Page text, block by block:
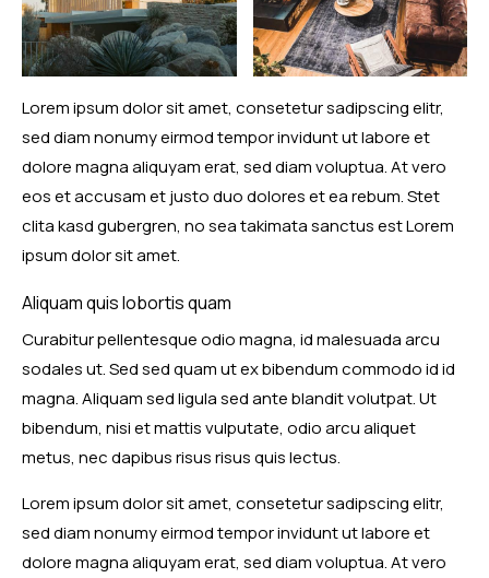
Lorem ipsum dolor sit amet, consetetur sadipscing elitr,
sed diam nonumy eirmod tempor invidunt ut labore et
dolore magna aliquyam erat, sed diam voluptua. At vero
eos et accusam et justo duo dolores et ea rebum. Stet
clita kasd gubergren, no sea takimata sanctus est Lorem
ipsum dolor sit amet.
Aliquam quis lobortis quam
Curabitur pellentesque odio magna, id malesuada arcu
sodales ut. Sed sed quam ut ex bibendum commodo id id
magna. Aliquam sed ligula sed ante blandit volutpat. Ut
bibendum, nisi et mattis vulputate, odio arcu aliquet
metus, nec dapibus risus risus quis lectus.
Lorem ipsum dolor sit amet, consetetur sadipscing elitr,
sed diam nonumy eirmod tempor invidunt ut labore et
dolore magna aliquyam erat, sed diam voluptua. At vero